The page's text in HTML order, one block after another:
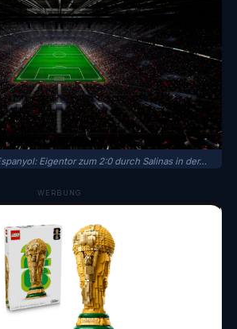
Eigentor zum 2:0 durch Salinas in der…
WERBUNG